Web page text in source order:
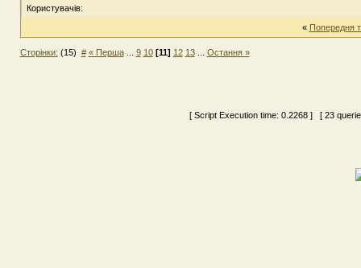
Користувачів:
« Попередня
Сторінки: (15) # « Перша... 9 10 [11] 12 13... Остання »
[ Script Execution time: 0.2268 ] [ 23